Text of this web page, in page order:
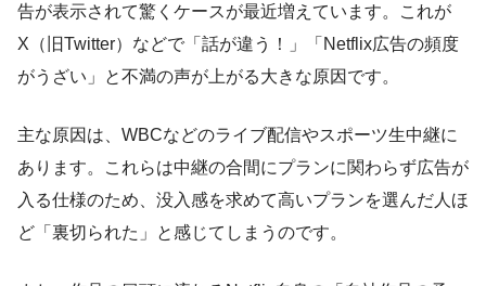
告が表示されて驚くケースが最近増えています。これが
X（旧Twitter）などで「話が違う！」「Netflix広告の頻度
がうざい」と不満の声が上がる大きな原因です。
主な原因は、WBCなどのライブ配信やスポーツ生中継に
あります。これらは中継の合間にプランに関わらず広告が
入る仕様のため、没入感を求めて高いプランを選んだ人ほ
ど「裏切られた」と感じてしまうのです。